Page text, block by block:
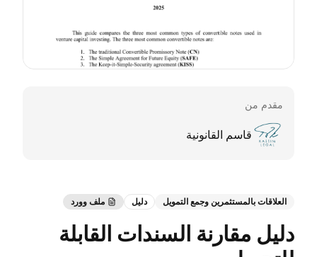
مقدم من
قاسم القانونية
العلاقات بالمستثمرين وجمع التمويل دليل ملف وورد
دليل مقارنة السندات القابلة